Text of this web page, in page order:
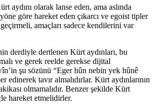
aydını olarak lanse eden, ama aslında
göre hareket eden çıkarcı ve egoist tipler
amaçları sadece kendilerini var
derdiyle dertlenen Kürt aydınları, bu
ve gerek reelde gerekse dijital
şu sözünü “Eger hûn nebin yek hûnê
edinerek tavır almalıdırlar. Kürt aydınlarının
olmamalıdır. Benzer şekilde Kürt
hareket etmelidirler.